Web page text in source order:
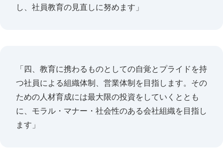
し、社員教育の見直しに努めます」
「四、教育に携わるものとしての自覚とプライドを持
つ社員による組織体制、営業体制を目指します。その
ための人材育成には最大限の投資をしていくととも
に、モラル・マナー・社会性のある会社組織を目指し
ます」